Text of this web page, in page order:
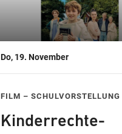
Do, 19. November
FILM – SCHULVORSTELLUNG
Kinderrechte-